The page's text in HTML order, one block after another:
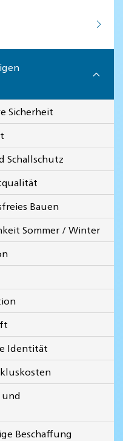
Sicherheit
Schallschutz
Bauen
Sommer / Winter
Identität
und
Beschaffung